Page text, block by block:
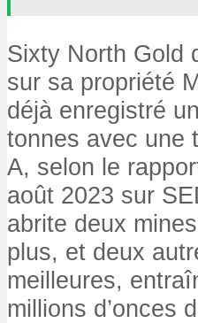
Sixty North Gold
sur sa propriété
déjà enregistré
tonnes avec une
A, selon le
août 2023 sur
abrite deux
plus, et deux
meilleures,
millions d’onces